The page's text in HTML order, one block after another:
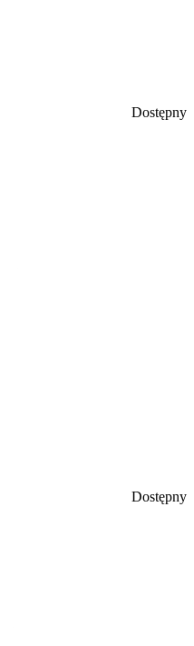
Dostępny
Dostępny